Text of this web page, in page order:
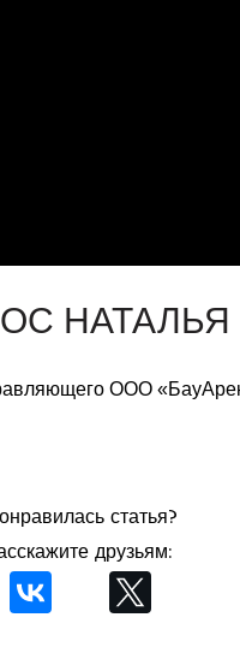
НАТАЛЬЯ
ООО
статья?
друзьям: